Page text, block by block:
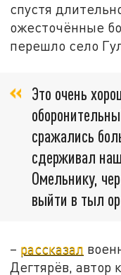
спустя
ожесточённые
перешло село
Это очень
сражались
сдерживал
Омельнику,
выйти в тыл
– рассказал
Дегтярёв, автор